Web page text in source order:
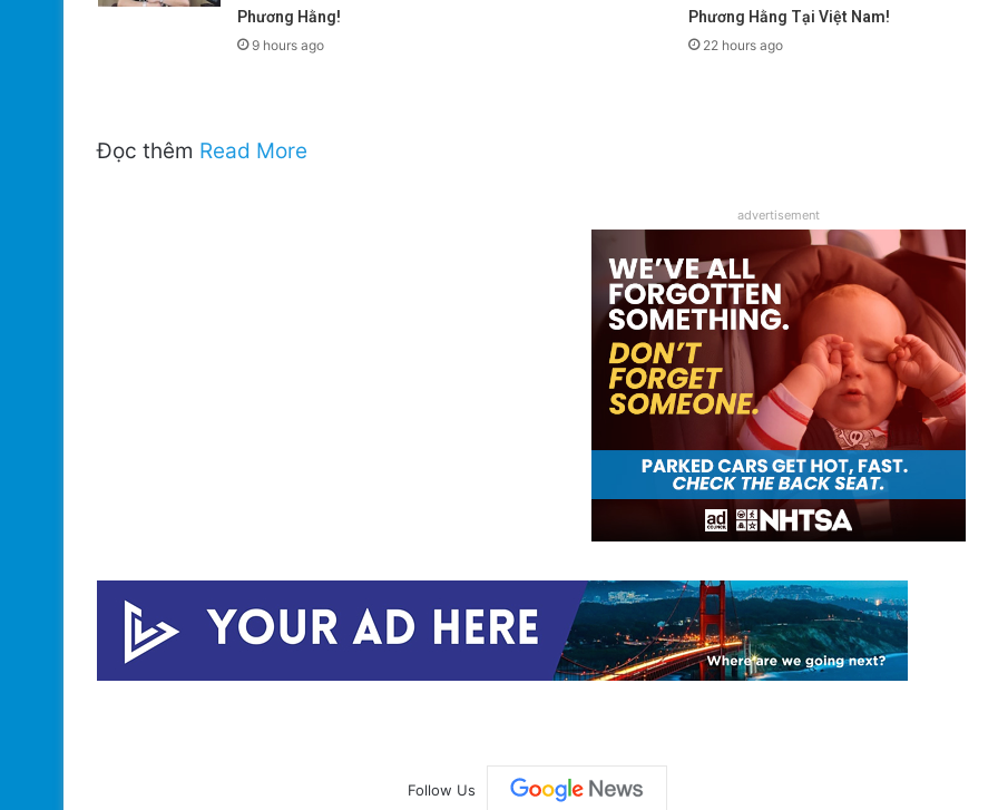
Phương Hằng!
9 hours ago
Phương Hằng Tại Việt Nam!
22 hours ago
Đọc thêm Read More
advertisement
Follow Us